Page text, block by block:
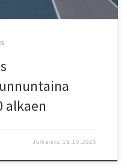
alkaen
Julkaistu 19.10.2023